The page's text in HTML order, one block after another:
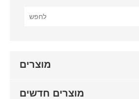
מוצרים
מוצרים חדשים